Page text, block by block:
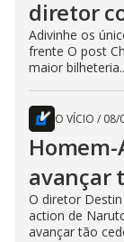
diretor
Adivinhe os
frente O post
maior
O VÍCIO / 08/
avançar
O diretor
action de
avançar tão